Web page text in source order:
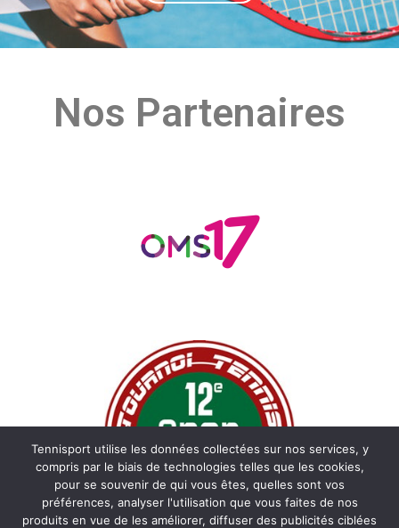
Nos Partenaires
Tennisport utilise les données collectées sur nos services, y
compris par le biais de technologies telles que les cookies,
pour se souvenir de qui vous êtes, quelles sont vos
préférences, analyser l'utilisation que vous faites de nos
produits en vue de les améliorer, diffuser des publicités ciblées